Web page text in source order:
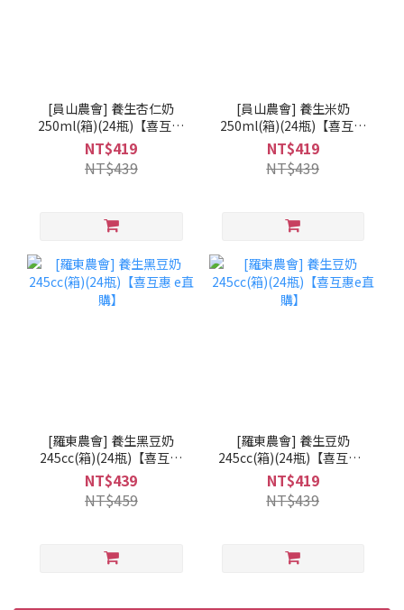
[員山農會] 養生杏仁奶
250ml(箱)(24瓶)【喜互惠
e直購】
NT$419
NT$439
[員山農會] 養生米奶
250ml(箱)(24瓶)【喜互惠
e直購】
NT$419
NT$439
[羅東農會] 養生黑豆奶
245cc(箱)(24瓶)【喜互惠
e直購】
NT$439
NT$459
[羅東農會] 養生豆奶
245cc(箱)(24瓶)【喜互惠e
直購】
NT$419
NT$439